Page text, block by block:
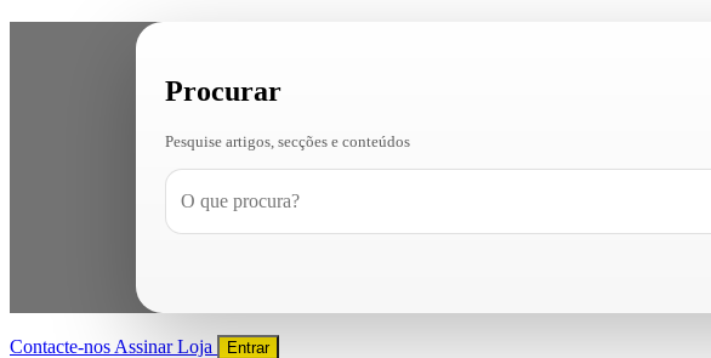
Procurar
Pesquise artigos, secções e conteúdos
Contacte-nos AssinarLoja Entrar